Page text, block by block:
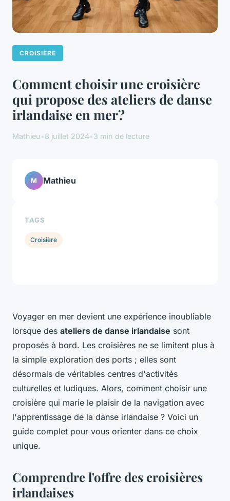
CROISIÈRE
Comment choisir une croisière
qui propose des ateliers de danse
irlandaise en mer?
Mathieu•8 juillet 2024•3 min de lecture
Voyager en mer devient une expérience inoubliable
lorsque des ateliers de danse irlandaise sont
proposés à bord. Les croisières ne se limitent plus à
la simple exploration des ports ; elles sont
désormais de véritables centres d'activités
culturelles et ludiques. Alors, comment choisir une
croisière qui marie le plaisir de la navigation avec
l'apprentissage de la danse irlandaise ? Voici un
guide complet pour vous orienter dans ce choix
unique.
Comprendre l'offre des croisières
irlandaises
M Mathieu
TAGS
Croisière